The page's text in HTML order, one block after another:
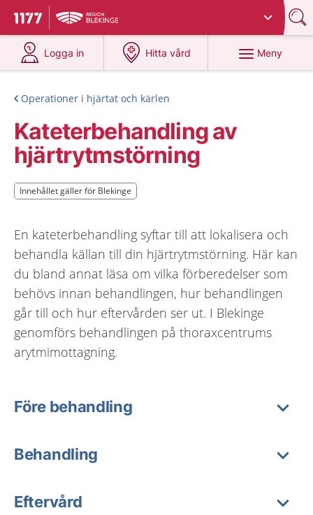
Till startsidan för 1177
Du har valt region
Logga in
på 1177.se
Hitta vård
på 1177.se
Meny
Operationer i hjärtat och kärlen
Kateterbehandling av
hjärtrytmstörning
Innehållet gäller för Blekinge
Innehållet gäller för Blekinge
En kateterbehandling syftar till att lokalisera och
behandla källan till din hjärtrytmstörning. Här kan
du bland annat läsa om vilka förberedelser som
behövs innan behandlingen, hur behandlingen
går till och hur eftervården ser ut. I Blekinge
genomförs behandlingen på thoraxcentrums
arytmimottagning.
Före behandling
Behandling
Eftervård